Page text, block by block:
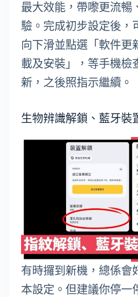
最大效能，帶嚟更流暢
驗。完成初步設定後，
向下滑並點選「軟件更
載及安裝」，等手機檢
新，之後照指示繼續。
生物辨識解鎖、藍牙裝
有時攞到新機，總係會
本設定。但建議你停一